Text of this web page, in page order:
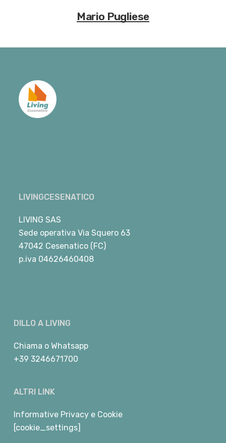
Mario Pugliese
LIVINGCESENATICO
LIVING SAS
Sede operativa Via Squero 63
47042 Cesenatico (FC)
p.iva 04626460408
DILLO A LIVING
Chiama o Whatsapp
+39 3246671700
ALTRI LINK
Informative Privacy e Cookie
[cookie_settings]